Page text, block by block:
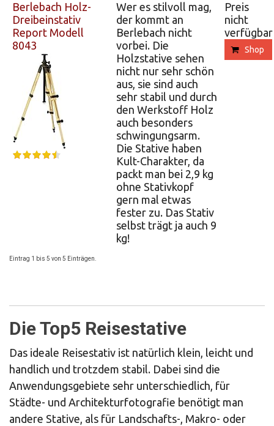
Berlebach Holz-
Dreibeinstativ
Report Modell
8043
Wer es stilvoll mag,
der kommt an
Berlebach nicht
vorbei. Die
Holzstative sehen
nicht nur sehr schön
aus, sie sind auch
sehr stabil und durch
den Werkstoff Holz
auch besonders
schwingungsarm.
Die Stative haben
Kult-Charakter, da
packt man bei 2,9 kg
ohne Stativkopf
gern mal etwas
fester zu. Das Stativ
selbst trägt ja auch 9
kg!
Preis
nicht
verfügbar
Shop
Eintrag 1 bis 5 von 5 Einträgen.
Die Top5 Reisestative
Das ideale Reisestativ ist natürlich klein, leicht und
handlich und trotzdem stabil. Dabei sind die
Anwendungsgebiete sehr unterschiedlich, für
Städte- und Architekturfotografie benötigt man
andere Stative, als für Landschafts-, Makro- oder